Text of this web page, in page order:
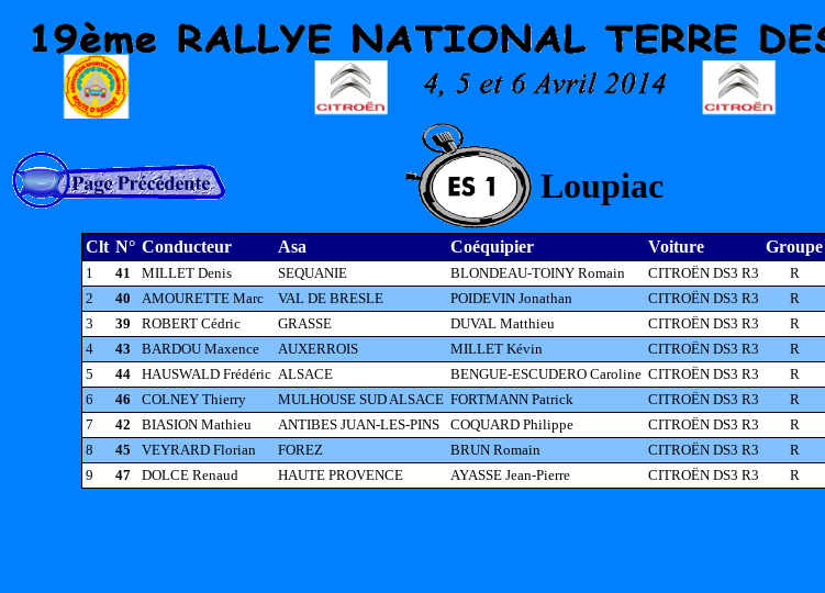
Loupiac
Clt N° Conducteur Asa Coéquipier Voiture Groupe
1 41 MILLET Denis SEQUANIE BLONDEAU-TOINY Romain CITROËN DS3 R3 R
2
40 AMOURETTE Marc VAL DE BRESLE POIDEVIN Jonathan CITROËN DS3 R3 R
3
39 ROBERT Cédric GRASSE DUVAL Matthieu CITROËN DS3 R3 R
4
43 BARDOU Maxence AUXERROIS MILLET Kévin CITROËN DS3 R3 R
5
44 HAUSWALD Frédéric ALSACE BENGUE-ESCUDERO Caroline CITROËN DS3 R3 R
6
46 COLNEY Thierry MULHOUSE SUD ALSACE FORTMANN Patrick CITROËN DS3 R3 R
7
42 BIASION Mathieu ANTIBES JUAN-LES-PINS COQUARD Philippe CITROËN DS3 R3 R
8
45 VEYRARD Florian FOREZ BRUN Romain CITROËN DS3 R3 R
9
47 DOLCE Renaud HAUTE PROVENCE AYASSE Jean-Pierre CITROËN DS3 R3 R